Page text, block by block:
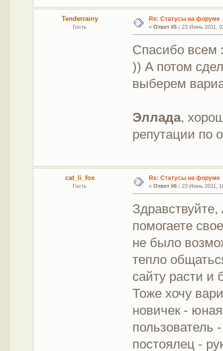
Tenderrainy
Гость
Re: Статусы на форуме
« Ответ #5 : 23 Июнь 2011,
Спасибо всем
)) А потом
выберем
Эллада,
репутации по
cat_li_fox
Гость
Re: Статусы на форуме
« Ответ #6 : 23 Июнь 2011,
помогаете
не было
тепло
сайту расти и
Тоже хочу
новичек -
пользователь
постоялец -